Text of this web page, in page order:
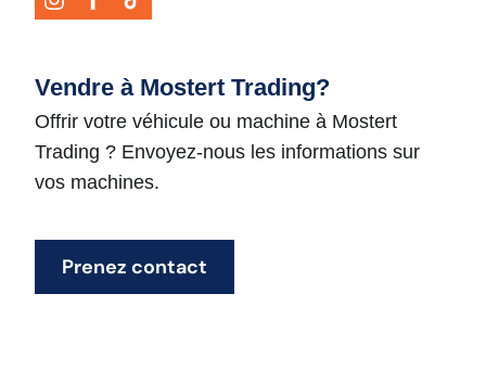
Vendre à Mostert Trading?
Offrir votre véhicule ou machine à Mostert
Trading ? Envoyez-nous les informations sur
vos machines.
Prenez contact